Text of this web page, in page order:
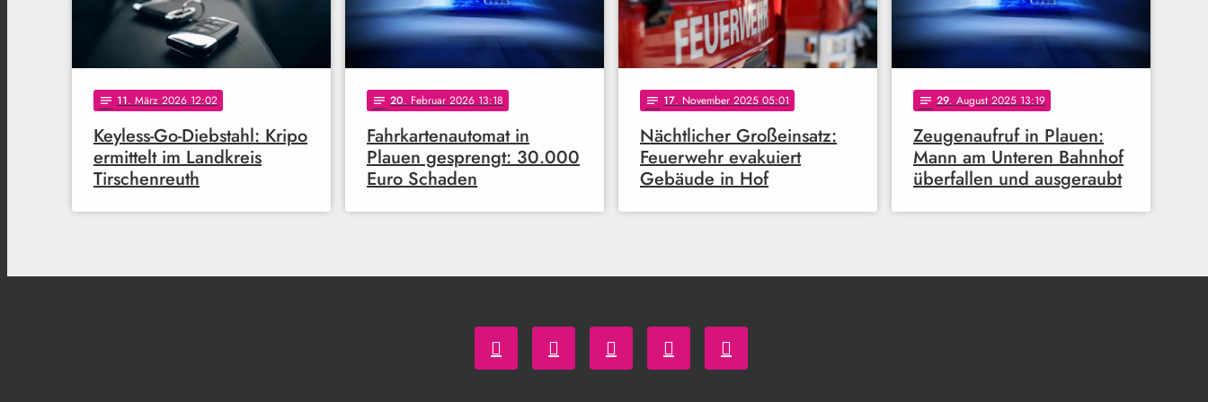
notes 11. März 2026 12:02
Keyless-Go-Diebstahl: Kripo
ermittelt im Landkreis
Tirschenreuth
notes 20. Februar 2026 13:18
Fahrkartenautomat in
Plauen gesprengt: 30.000
Euro Schaden
notes 17. November 2025 05:01
Nächtlicher Großeinsatz:
Feuerwehr evakuiert
Gebäude in Hof
notes 29. August 2025 13:19
Zeugenaufruf in Plauen:
Mann am Unteren Bahnhof
überfallen und ausgeraubt